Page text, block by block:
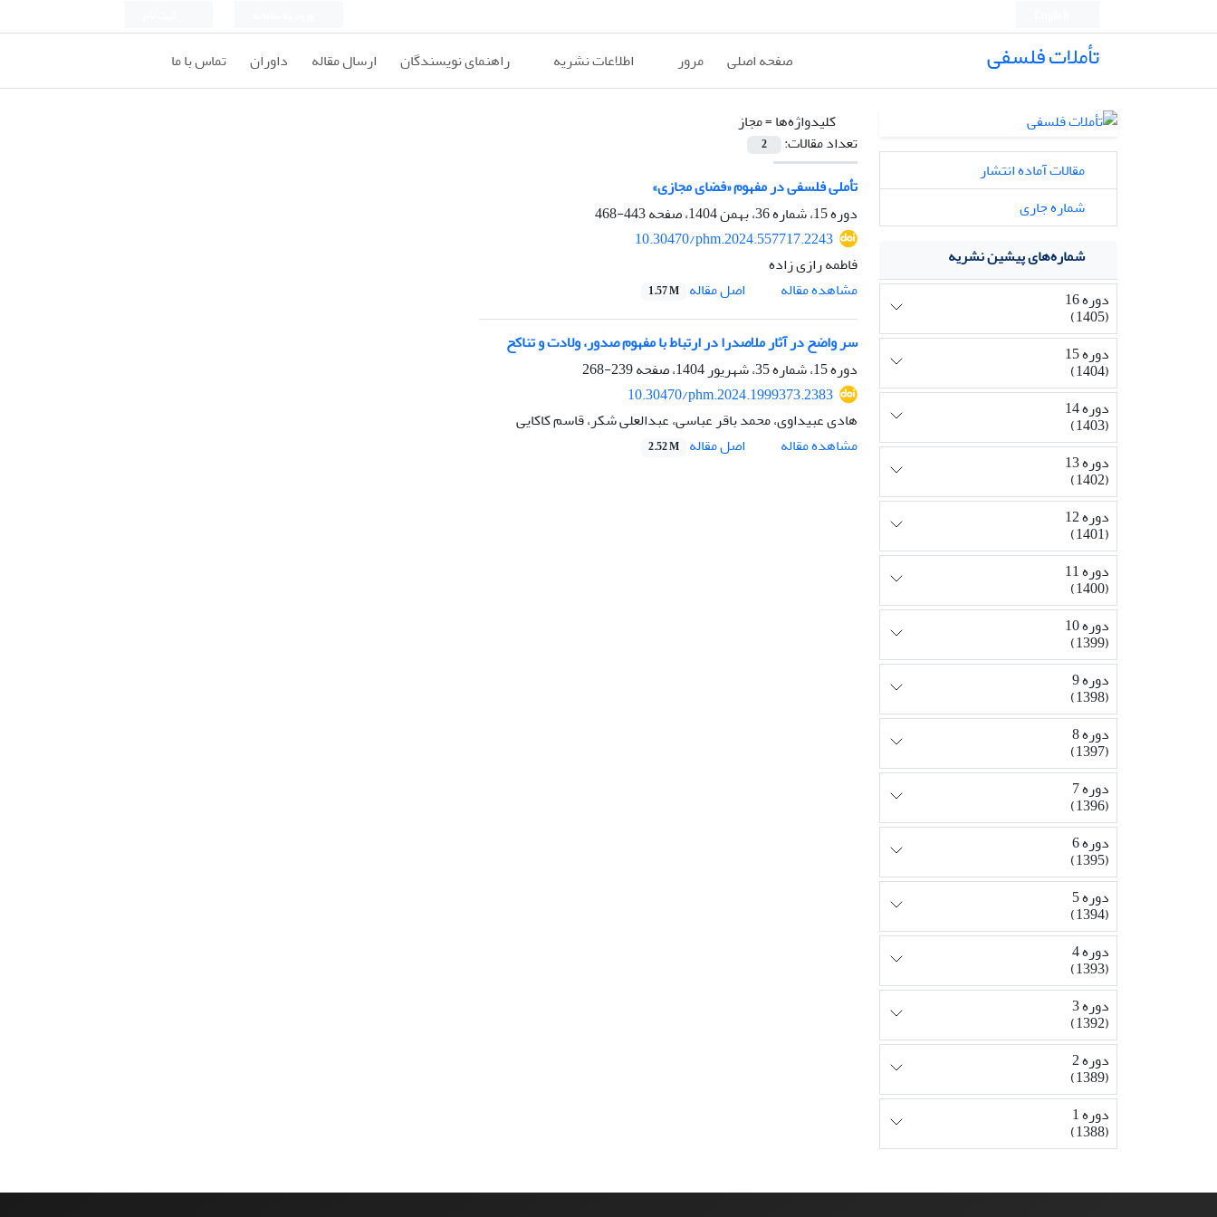
تأملات فلسفی صفحه اصلی مرور اطلاعات نشریه راهنمای نویسندگان ارسال مقاله داوران تماس با ما
کلیدواژه‌ها =مجاز
تعداد مقالات:
2
تأملی فلسفی در مفهوم «فضای مجازی»
دوره 15، شماره 36، بهمن 1404، صفحه
443-468
10.30470/phm.2024.557717.2243
فاطمه رازی زاده
مشاهده مقاله
اصل مقاله 1.57 M
سر واضح در آثار ملاصدرا در ارتباط با مفهوم صدور، ولادت و تناکح
دوره 15، شماره 35، شهریور 1404، صفحه
239-268
10.30470/phm.2024.1999373.2383
هادی عبیداوی، محمد باقر عباسی، عبدالعلی شکر، قاسم کاکایی
مشاهده مقاله
اصل مقاله 2.52 M
مقالات آماده انتشار
شماره جاری
شماره‌های پیشین نشریه
دوره 16
(1405)
دوره 15
(1404)
دوره 14
(1403)
دوره 13
(1402)
دوره 12
(1401)
دوره 11
(1400)
دوره 10
(1399)
دوره 9
(1398)
دوره 8
(1397)
دوره 7
(1396)
دوره 6
(1395)
دوره 5
(1394)
دوره 4
(1393)
دوره 3
(1392)
دوره 2
(1389)
دوره 1
(1388)